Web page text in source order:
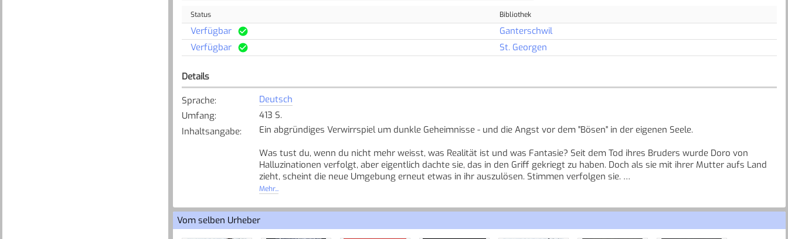
Status Bibliothek
Verfügbar
Ganterschwil
Verfügbar
St. Georgen
Details
Sprache:
Deutsch
Umfang:
413 S.
Inhaltsangabe:
Ein abgründiges Verwirrspiel um dunkle Geheimnisse - und die Angst vor dem "Bösen" in der eigenen Seele.
Was tust du, wenn du nicht mehr weisst, was Realität ist und was Fantasie? Seit dem Tod ihres Bruders wurde Doro von
Halluzinationen verfolgt, aber eigentlich dachte sie, das in den Griff gekriegt zu haben. Doch als sie mit ihrer Mutter aufs Land
zieht, scheint die neue Umgebung erneut etwas in ihr auszulösen. Stimmen verfolgen sie.
dann verschwunden. Wenig später erfährt Doro, dass er schon vor ihrer Begegnung Selbstmord begangen hat. Doro kann
nicht glauben, dass sie sich den Jungen nur eingebildet hat. Doch die Suche nach der Wahrheit wird schnell zum Albtraum. Und
tief in Doros Seele lauert ein dunkles Geheimnis ...
Mehr...
Vom selben Urheber